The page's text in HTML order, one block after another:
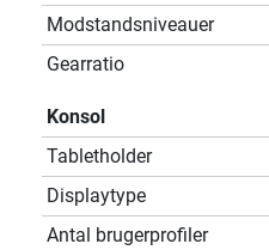
Modstandsniveauer
Gearratio
Konsol
Tabletholder
Displaytype
Antal brugerprofiler